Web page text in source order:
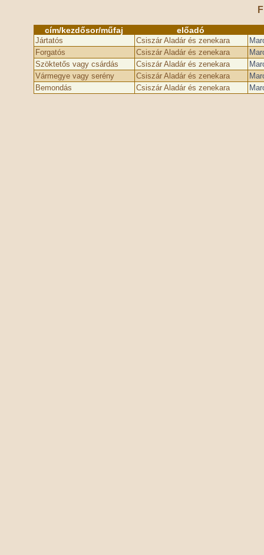
cím/kezdősor/műfaj előadó
Jártatós Csiszár Aladár és zenekara
Forgatós
Csiszár Aladár és zenekara
Szöktetős vagy csárdás
Csiszár Aladár és zenekara
Vármegye vagy serény
Csiszár Aladár és zenekara
Bemondás
Csiszár Aladár és zenekara